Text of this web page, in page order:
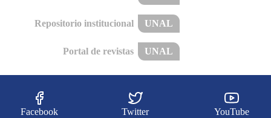
Repositorio institucional UNAL
Portal de revistas UNAL
Facebook Twitter YouTube